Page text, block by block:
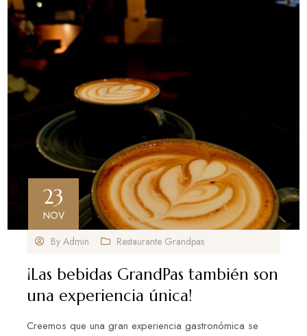
23
NOV
ByAdmin Restaurante Grandpas
¡Las bebidas GrandPas también son
una experiencia única!
Creemos que una gran experiencia gastronómica se